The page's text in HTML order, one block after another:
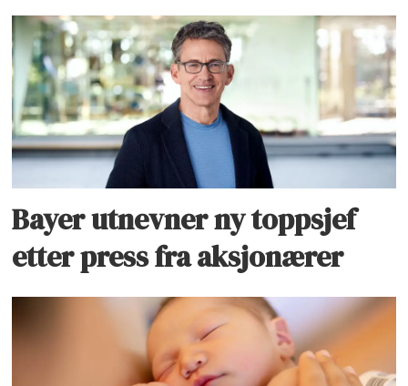
Bayer utnevner ny toppsjef
etter press fra aksjonærer